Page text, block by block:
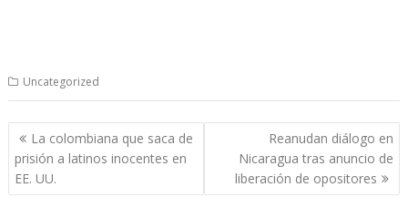
Uncategorized
Navegación
de
entradas
La colombiana que saca de
prisión a latinos inocentes en
EE. UU.
Reanudan diálogo en
Nicaragua tras anuncio de
liberación de opositores